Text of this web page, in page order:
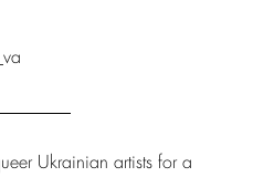
Ukrainian artists for a